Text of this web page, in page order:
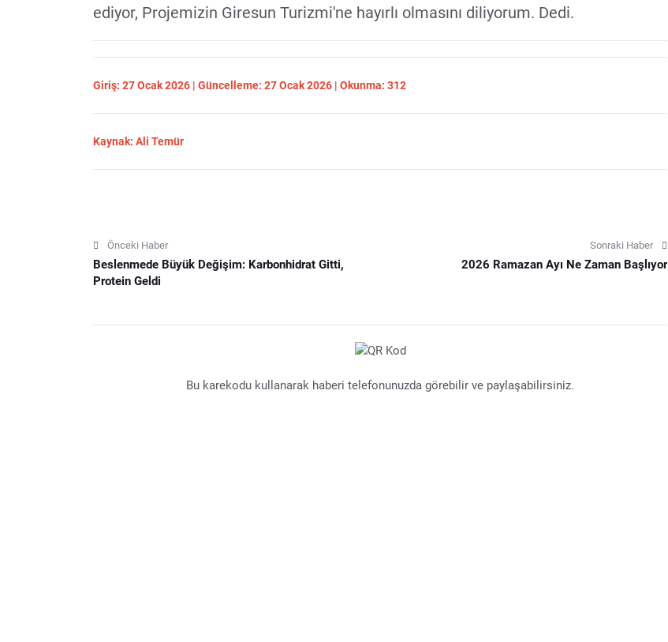
ediyor, Projemizin Giresun Turizmi'ne hayırlı olmasını diliyorum. Dedi.
Giriş: 27 Ocak 2026 | Güncelleme: 27 Ocak 2026 | Okunma: 312
Kaynak: Ali Temür
Önceki Haber
Beslenmede Büyük Değişim: Karbonhidrat Gitti,
Protein Geldi
Sonraki Haber
2026 Ramazan Ayı Ne Zaman Başlıyor
Bu karekodu kullanarak haberi telefonunuzda görebilir ve paylaşabilirsiniz.